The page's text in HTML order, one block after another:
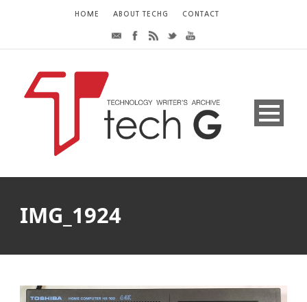
HOME ABOUT TECHG CONTACT
IMG_1924